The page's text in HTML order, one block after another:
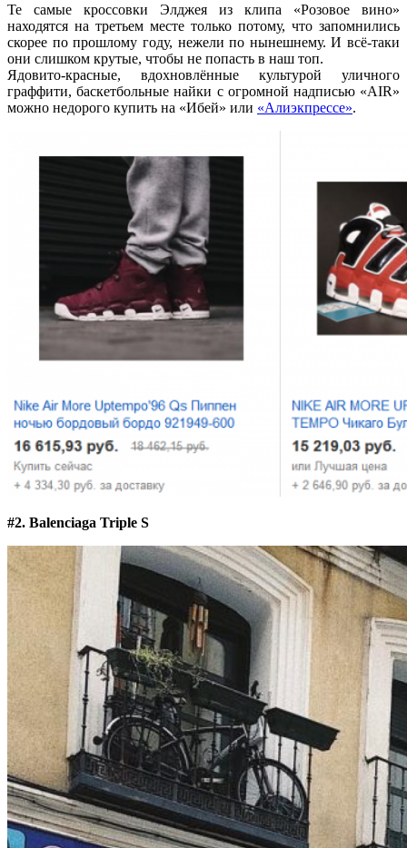
Те самые кроссовки Элджея из клипа «Розовое вино»
находятся на третьем месте только потому, что запомнились
скорее по прошлому году, нежели по нынешнему. И всё-таки
они слишком крутые, чтобы не попасть в наш топ.
Ядовито-красные, вдохновлённые культурой уличного
граффити, баскетбольные найки с огромной надписью «AIR»
можно недорого купить на «Ибей» или «Алиэкпрессе».
#2. Balenciaga Triple S